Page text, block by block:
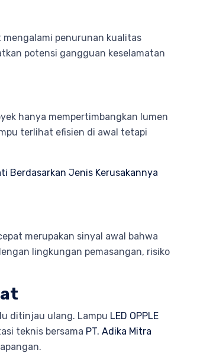
mengalami penurunan kualitas
potensi gangguan keselamatan
hanya mempertimbangkan lumen
terlihat efisien di awal tetapi
Berdasarkan Jenis Kerusakannya
merupakan sinyal awal bahwa
lingkungan pemasangan, risiko
ditinjau ulang. Lampu LED OPPLE
teknis bersama PT. Adika Mitra